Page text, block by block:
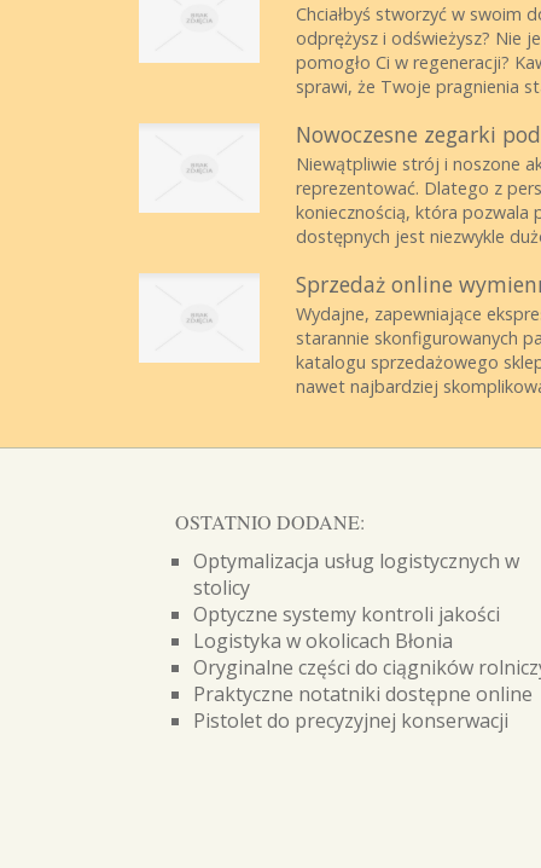
Chciałbyś stworzyć w swoim
odprężysz i odświeżysz? Nie
pomogło Ci w regeneracji?
sprawi, że Twoje pragnienia
Nowoczesne zegarki
Niewątpliwie strój i noszone
reprezentować. Dlatego z
koniecznością, która pozwala
dostępnych jest niezwykle
Sprzedaż online
Wydajne, zapewniające
starannie skonfigurowanych
katalogu sprzedażowego
nawet najbardziej
OSTATNIO DODANE:
Optymalizacja usług logistycznych w
stolicy
Optyczne systemy kontroli jakości
Logistyka w okolicach Błonia
Oryginalne części do ciągników
Praktyczne notatniki dostępne online
Pistolet do precyzyjnej konserwacji